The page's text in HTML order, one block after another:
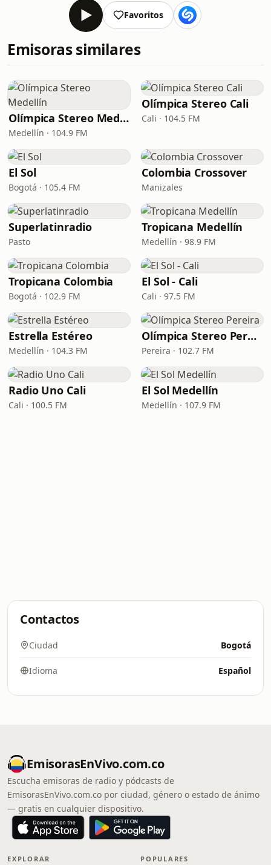
Favoritos
Emisoras similares
Olímpica Stereo Medellín
Medellín · 104.9 FM
Olímpica Stereo Cali
Cali · 104.5 FM
El Sol
Bogotá · 105.4 FM
Colombia Crossover
Manizales
Superlatinradio
Pasto
Tropicana Medellín
Medellín · 98.9 FM
Tropicana Colombia
Bogotá · 102.9 FM
El Sol - Cali
Cali · 97.5 FM
Estrella Estéreo
Medellín · 104.3 FM
Olímpica Stereo Pereira
Pereira · 102.7 FM
Radio Uno Cali
Cali · 100.5 FM
El Sol Medellín
Medellín · 107.9 FM
Contactos
Ciudad Bogotá
Idioma Español
EmisorasEnVivo.com.co
Escucha emisoras de radio y pódcasts de
EmisorasEnVivo.com.co por ciudad, género o estado de ánimo
— gratis en cualquier dispositivo.
EXPLORAR POPULARES